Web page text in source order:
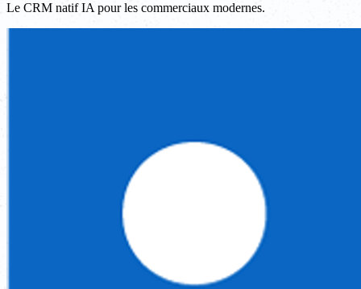
Le CRM natif IA pour les commerciaux modernes.